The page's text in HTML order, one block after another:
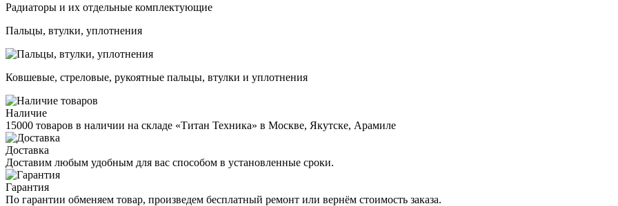
Радиаторы и их отдельные комплектующие
Пальцы, втулки, уплотнения
Ковшевые, стреловые, рукоятные пальцы, втулки и уплотнения
Наличие
15000 товаров в наличии на складе «Титан Техника» в Москве, Якутске, Арамиле
Доставка
Доставим любым удобным для вас способом в установленные сроки.
Гарантия
По гарантии обменяем товар, произведем бесплатный ремонт или вернём стоимость заказа.